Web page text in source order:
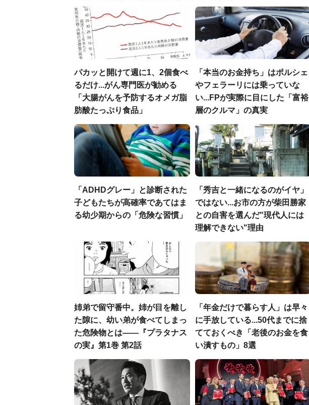
パカッと開けて週に1、2個食べ
るだけ...がん専門医が勧める
「大腸がんを予防するオメガ脂
肪酸たっぷり食品」
「本当のお金持ち」はポルシェ
やフェラーリには乗っていな
い...FPが実際に目にした「富裕
層のクルマ」の真実
「ADHDグレー」と診断された
子どもたちが高確率であてはま
る幼少期からの「危険な習慣」
「秀吉と一緒になるのがイヤ」
ではない...お市の方が柴田勝家
との自害を選んだ"現代人には
理解できない"理由
姉弟で留守番中。姉が目を離し
た隙に、幼い弟が食べてしまっ
た危険物とは――『プラタナス
の実』第1巻 第2話
「年金だけで暮らす人」は早々
に手放している...50代までに捨
てておくべき「老後のお金を食
い潰すもの」8選